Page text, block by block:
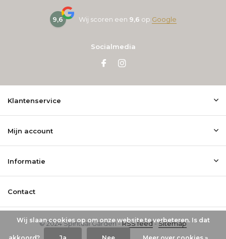
9,6 Wij scoren een 9,6 op Google
Socialmedia
Klantenservice
Mijn account
Informatie
Contact
© 2024 Spiritual Garden -RSS feed-Sitemap
Wij slaan cookies op om onze website te verbeteren. Is dat